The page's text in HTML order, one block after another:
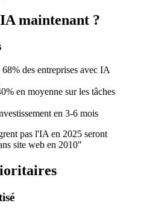
maintenant ?
68% des entreprises avec IA
en moyenne sur les tâches
en 3-6 mois
pas l'IA en 2025 seront
site web en 2010"